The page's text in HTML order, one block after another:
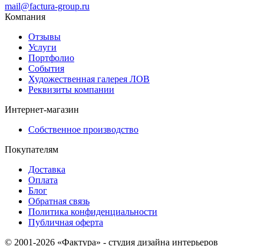
mail@factura-group.ru
Компания
Отзывы
Услуги
Портфолио
События
Художественная галерея ЛОВ
Реквизиты компании
Интернет-магазин
Собственное производство
Покупателям
Доставка
Оплата
Блог
Обратная связь
Политика конфиденциальности
Публичная оферта
© 2001-2026 «Фактура» - студия дизайна интерьеров